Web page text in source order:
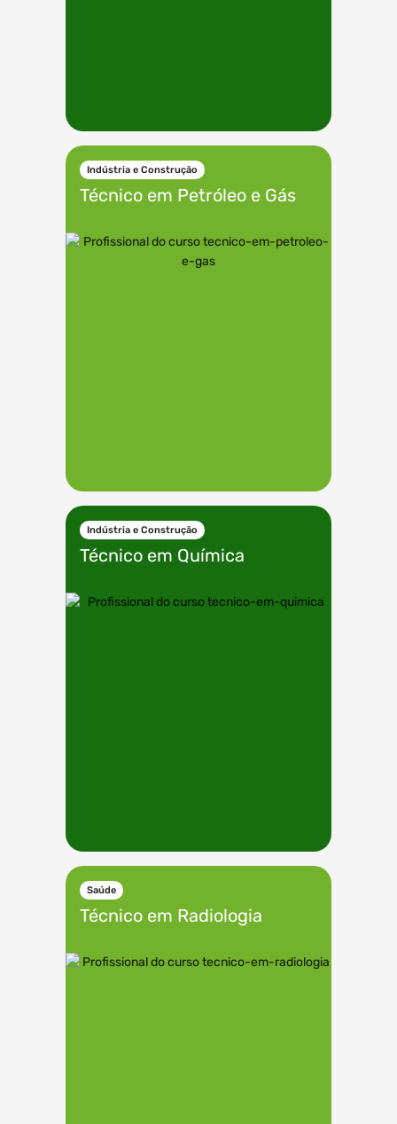
Indústria e Construção
Técnico em Petróleo e Gás
Indústria e Construção
Técnico em Química
Saúde
Técnico em Radiologia